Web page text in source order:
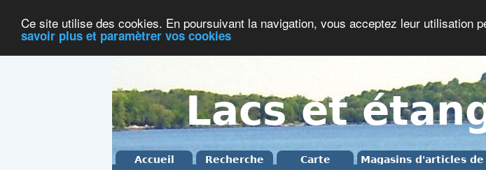
Ce site utilise des cookies. En poursuivant la navigation, vous acceptez leur utilisation
savoir plus et paramètrer vos cookies
Lacs et
Accueil Recherche Carte Magasins d'articles de